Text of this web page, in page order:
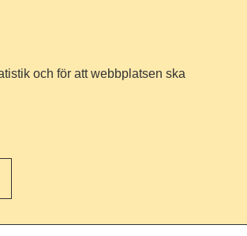
och för att webbplatsen ska